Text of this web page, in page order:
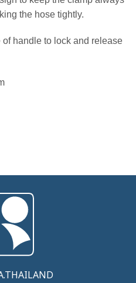
the hose tightly.
of handle to lock and release